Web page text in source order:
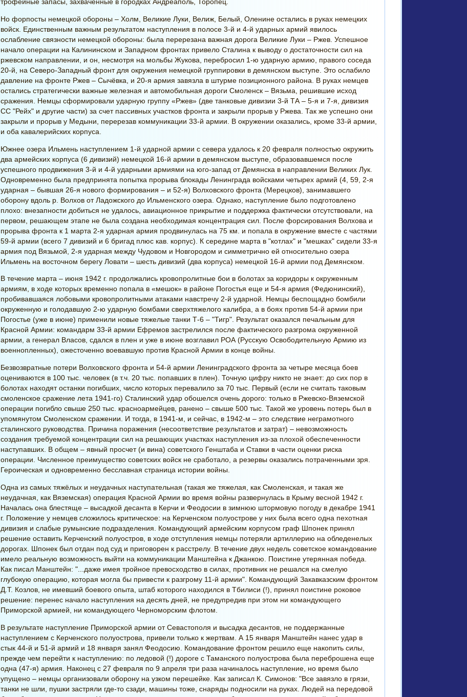
Но форпосты немецкой обороны – Холм, Великие Луки, Велиж, Белый, Оленине остались в руках немецких
войск. Единственным важным результатом наступления в полосе 3-й и 4-й ударных армий явилось
ослабление связности немецкой обороны: была перерезана важная дорога Великие Луки – Ржев. Успешное
начало операции на Калининском и Западном фронтах привело Сталина к выводу о достаточности сил на
ржевском направлении, и он, несмотря на мольбы Жукова, перебросил 1-ю ударную армию, правого соседа
20-й, на Северо-Западный фронт для окружения немецкой группировки в демянском выступе. Это ослабило
давление на фронте Ржев – Сычёвка, и 20-я армия завязла в штурме позиционного района. В руках немцев
остались стратегически важные железная и автомобильная дороги Смоленск – Вязьма, решившие исход
сражения. Немцы сформировали ударную группу «Ржев» (две танковые дивизии 3-й ТА – 5-я и 7-я, дивизия
СС "Рейх" и другие части) за счет пассивных участков фронта и закрыли прорыв у Ржева. Так же успешно они
закрыли и прорыв у Медыни, перерезав коммуникации 33-й армии. В окружении оказались, кроме 33-й армии,
и оба кавалерийских корпуса.
Южнее озера Ильмень наступлением 1-й ударной армии с севера удалось к 20 февраля полностью окружить
два армейских корпуса (6 дивизий) немецкой 16-й армии в демянском выступе, образовавшемся после
успешного продвижения 3-й и 4-й ударными армиями на юго-запад от Демянска в направлении Великих Лук.
Одновременно была предпринята попытка прорыва блокады Ленинграда войсками четырех армий (4, 59, 2-я
ударная – бывшая 26-я нового формирования – и 52-я) Волховского фронта (Мерецков), занимавшего
оборону вдоль р. Волхов от Ладожского до Ильменского озера. Однако, наступление было подготовлено
плохо: внезапности добиться не удалось, авиационное прикрытие и поддержка фактически отсутствовали, на
первом, решающем этапе не была создана необходимая концентрация сил. После форсирования Волхова и
прорыва фронта к 1 марта 2-я ударная армия продвинулась на 75 км. и попала в окружение вместе с частями
59-й армии (всего 7 дивизий и 6 бригад плюс кав. корпус). К середине марта в "котлах" и "мешках" сидели 33-я
армия под Вязьмой, 2-я ударная между Чудовом и Новгородом и симметрично ей относительно озера
Ильмень на восточном берегу Ловати – шесть дивизий (два корпуса) немецкой 16-й армии под Демянском.
В течение марта – июня 1942 г. продолжались кровопролитные бои в болотах за коридоры к окруженным
армиям, в ходе которых временно попала в «мешок» в районе Погостья еще и 54-я армия (Федюнинский),
пробивавшаяся лобовыми кровопролитными атаками навстречу 2-й ударной. Немцы беспощадно бомбили
окруженную и голодавшую 2-ю ударную бомбами сверхтяжелого калибра, а в боях против 54-й армии при
Погостье (уже в июне) применили новые тяжелые танки Т-6 – "Тигр". Результат оказался печальным для
Красной Армии: командарм 33-й армии Ефремов застрелился после фактического разгрома окруженной
армии, а генерал Власов, сдался в плен и уже в июне возглавил РОА (Русскую Освободительную Армию из
военнопленных), ожесточенно воевавшую против Красной Армии в конце войны.
Безвозвратные потери Волховского фронта и 54-й армии Ленинградского фронта за четыре месяца боев
оцениваются в 100 тыс. человек (в т.ч. 20 тыс. попавших в плен). Точную цифру никто не знает: до сих пор в
болотах находят останки погибших, число которых перевалило за 70 тыс. Первый (если не считать таковым
смоленское сражение лета 1941-го) Сталинский удар обошелся очень дорого: только в Ржевско-Вяземской
операции погибло свыше 250 тыс. красноармейцев, ранено – свыше 500 тыс. Такой же уровень потерь был в
упомянутом Смоленском сражении. И тогда, в 1941-м, и сейчас, в 1942-м – это следствие неграмотного
сталинского руководства. Причина поражения (несоответствие результатов и затрат) – невозможность
создания требуемой концентрации сил на решающих участках наступления из-за плохой обеспеченности
наступавших. В общем – явный просчет (и вина) советского Генштаба и Ставки в части оценки риска
операции. Численное преимущество советских войск не сработало, а резервы оказались потраченными зря.
Героическая и одновременно бесславная страница истории войны.
Одна из самых тяжёлых и неудачных наступательная (такая же тяжелая, как Смоленская, и такая же
неудачная, как Вяземская) операция Красной Армии во время войны развернулась в Крыму весной 1942 г.
Началась она блестяще – высадкой десанта в Керчи и Феодосии в зимнюю штормовую погоду в декабре 1941
г. Положение у немцев сложилось критическое: на Керченском полуострове у них была всего одна пехотная
дивизия и слабые румынские подразделения. Командующий армейским корпусом граф Шпонек принял
решение оставить Керченский полуостров, в ходе отступления немцы потеряли артиллерию на обледенелых
дорогах. Шпонек был отдан под суд и приговорен к расстрелу. В течение двух недель советское командование
имело реальную возможность выйти на коммуникации Манштейна к Джанкою. Поистине утерянная победа.
Как писал Манштейн: "...даже имея тройное превосходство в силах, противник не решался на смелую
глубокую операцию, которая могла бы привести к разгрому 11-й армии". Командующий Закавказским фронтом
Д.Т. Козлов, не имевший боевого опыта, штаб которого находился в Тбилиси (!), принял поистине роковое
решение: перенес начало наступления на десять дней, не предупредив при этом ни командующего
Приморской армией, ни командующего Черноморским флотом.
В результате наступление Приморской армии от Севастополя и высадка десантов, не поддержанные
наступлением с Керченского полуострова, привели только к жертвам. А 15 января Манштейн нанес удар в
стык 44-й и 51-й армий и 18 января занял Феодосию. Командование фронтом решило еще накопить силы,
прежде чем перейти к наступлению: по ледовой (!) дороге с Таманского полуострова была переброшена еще
одна (47-я) армия. Наконец с 27 февраля по 9 апреля три раза начиналось наступление, но время было
упущено – немцы организовали оборону на узком перешейке. Как записал К. Симонов: "Все завязло в грязи,
танки не шли, пушки застряли где-то сзади, машины тоже, снаряды подносили на руках. Людей на передовой